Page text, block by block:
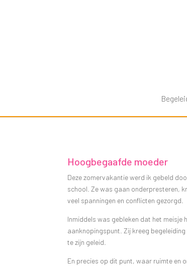
Hoogbegaafde moeder
Deze zomervakantie werd ik gebeld
school. Ze was gaan onderpresteren,
veel spanningen en conflicten gezorgd.
Inmiddels was gebleken dat het
aanknopingspunt. Zij kreeg
te zijn geleid.
En precies op dit punt, waar ruimte en